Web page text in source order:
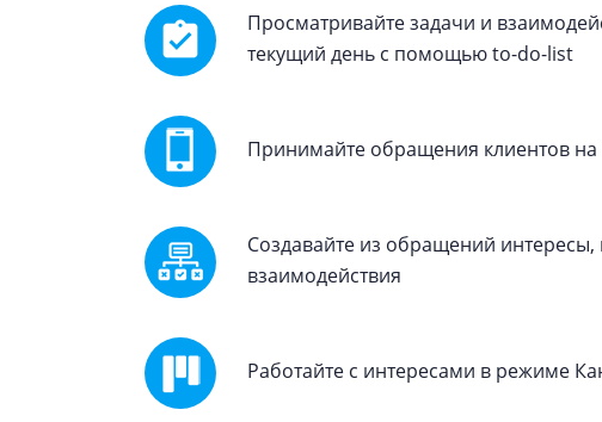
Просматривайте задачи и
текущий день с помощью to-do-list
Принимайте обращения клиентов
Создавайте из обращений
взаимодействия
Работайте с интересами в режиме